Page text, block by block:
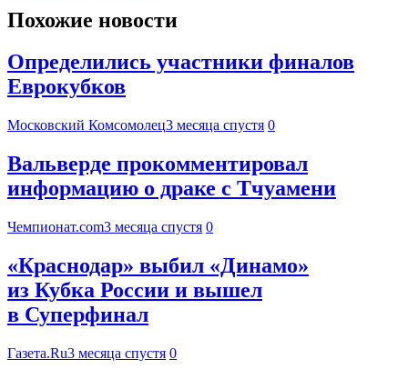
Похожие новости
Определились участники финалов
Еврокубков
Московский Комсомолец3 месяца спустя 0
Вальверде прокомментировал
информацию о драке с Тчуамени
Чемпионат.com3 месяца спустя 0
«Краснодар» выбил «Динамо»
из Кубка России и вышел
в Суперфинал
Газета.Ru3 месяца спустя 0